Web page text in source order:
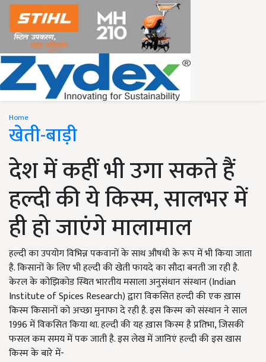
Home
खेती-बाड़ी
देश में कहीं भी उगा सकते हैं
हल्दी की ये किस्म, सालभर में
ही हो जाएंगे मालामाल
हल्दी का उपयोग विभिन्न पकवानों के साथ औषधी के रूप में भी किया जाता
है. किसानों के लिए भी हल्दी की खेती फायदे का सौदा बनती जा रही है.
केरल के कोझिकोड स्थित भारतीय मसाला अनुसंधान संस्थान (Indian
Institute of Spices Research) द्वारा विकसित हल्दी की एक ख़ास
किस्म किसानों को अच्छा मुनाफा दे रही है. इस किस्म को संस्थान ने साल
1996 में विकसित किया था. हल्दी की यह ख़ास किस्म है प्रतिभा, जिसकी
फसल कम समय में पक जाती है. इस लेख में जानिएं हल्दी की इस खास
किस्म के बारे में-